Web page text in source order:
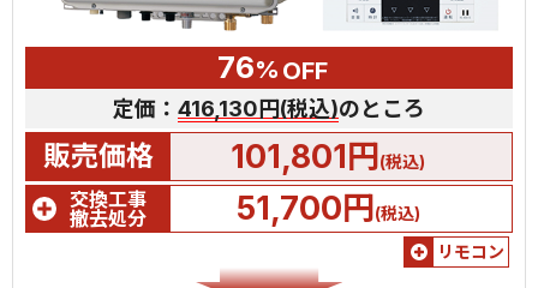
76% OFF
定価： 416,130円(税込)のところ
販売価格 101,801円(税込)
交換工事
撤去処分
51,700円(税込)
リモコン